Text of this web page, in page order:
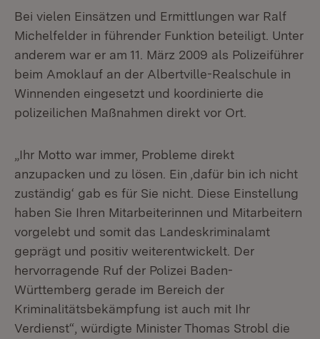
Bei vielen Einsätzen und Ermittlungen war Ralf
Michelfelder in führender Funktion beteiligt. Unter
anderem war er am 11. März 2009 als Polizeiführer
beim Amoklauf an der Albertville-Realschule in
Winnenden eingesetzt und koordinierte die
polizeilichen Maßnahmen direkt vor Ort.
„Ihr Motto war immer, Probleme direkt
anzupacken und zu lösen. Ein ‚dafür bin ich nicht
zuständig‘ gab es für Sie nicht. Diese Einstellung
haben Sie Ihren Mitarbeiterinnen und Mitarbeitern
vorgelebt und somit das Landeskriminalamt
geprägt und positiv weiterentwickelt. Der
hervorragende Ruf der Polizei Baden-
Württemberg gerade im Bereich der
Kriminalitätsbekämpfung ist auch mit Ihr
Verdienst“, würdigte Minister Thomas Strobl die